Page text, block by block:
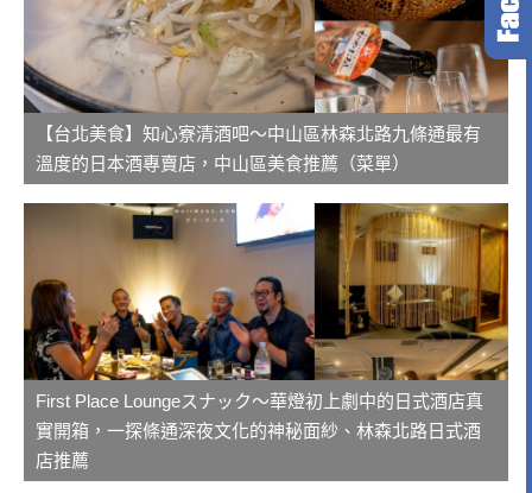
【台北美食】知心寮清酒吧～中山區林森北路九條通最有
溫度的日本酒專賣店，中山區美食推薦（菜單）
First Place Loungeスナック～華燈初上劇中的日式酒店真
實開箱，一探條通深夜文化的神秘面紗、林森北路日式酒
店推薦